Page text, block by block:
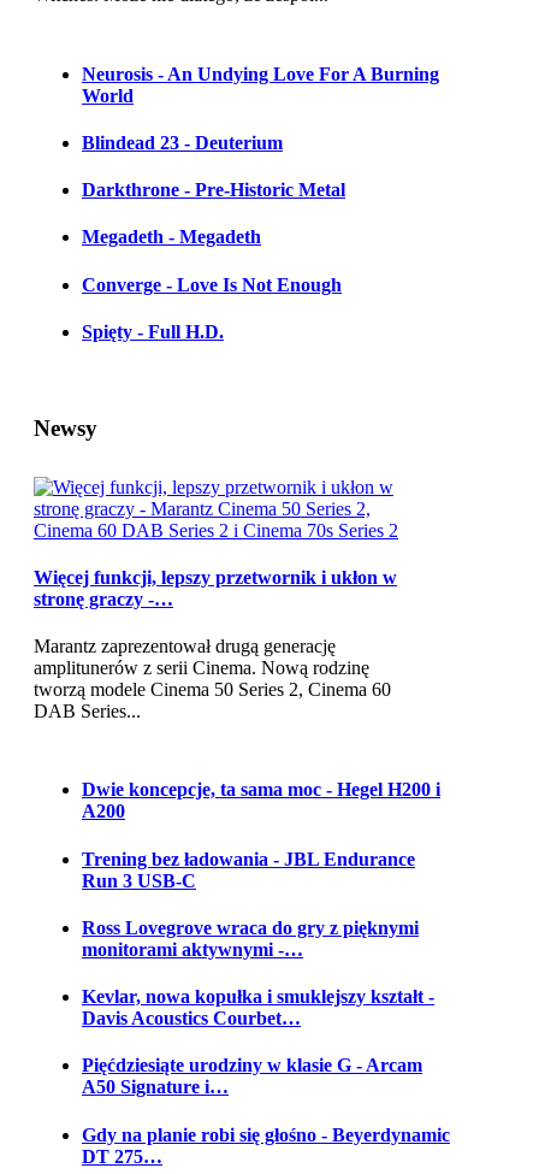
Neurosis - An Undying Love For A Burning
World
Blindead 23 - Deuterium
Darkthrone - Pre-Historic Metal
Megadeth - Megadeth
Converge - Love Is Not Enough
Spięty - Full H.D.
Newsy
Więcej funkcji, lepszy przetwornik i ukłon w
stronę graczy -…
Marantz zaprezentował drugą generację
amplitunerów z serii Cinema. Nową rodzinę
tworzą modele Cinema 50 Series 2, Cinema 60
DAB Series...
Dwie koncepcje, ta sama moc - Hegel H200 i
A200
Trening bez ładowania - JBL Endurance
Run 3 USB-C
Ross Lovegrove wraca do gry z pięknymi
monitorami aktywnymi -…
Kevlar, nowa kopułka i smuklejszy kształt -
Davis Acoustics Courbet…
Pięćdziesiąte urodziny w klasie G - Arcam
A50 Signature i…
Gdy na planie robi się głośno - Beyerdynamic
DT 275…